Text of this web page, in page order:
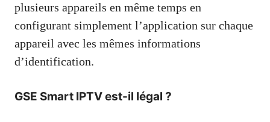
plusieurs appareils en même temps en
configurant simplement l’application sur chaque
appareil avec les mêmes informations
d’identification.
GSE Smart IPTV est-il légal ?